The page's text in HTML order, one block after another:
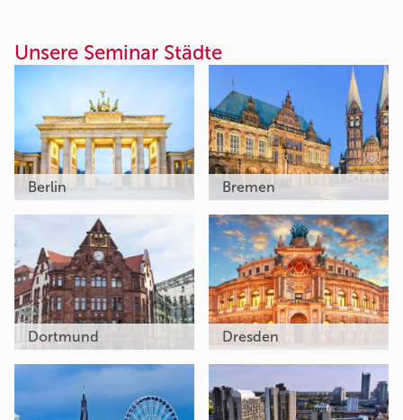
Unsere Seminar Städte
Berlin Bremen
Dortmund Dresden